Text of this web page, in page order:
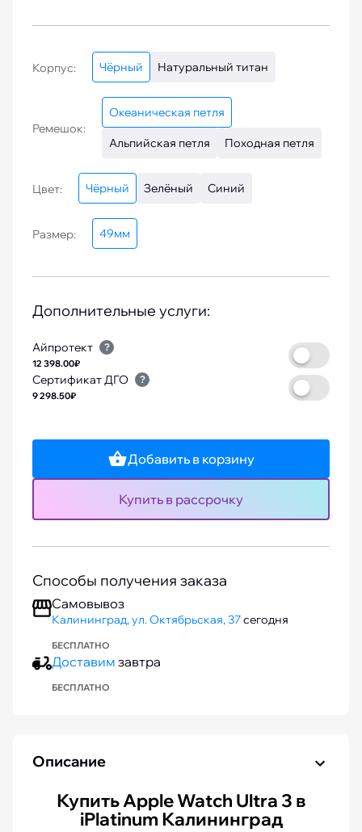
Корпус: Чёрный Натуральный титан
Ремешок:
Океаническая петля
Альпийская петля Походная петля
Цвет: Чёрный Зелёный Синий
Размер: 49мм
Дополнительные услуги:
Айпротект ?
12 398.00₽
Сертификат ДГО ?
9 298.50₽
Добавить в корзину
Купить в рассрочку
Способы получения заказа
Самовывоз
Калининград, ул. Октябрьская, 37сегодня
БЕСПЛАТНО
Доставим завтра
БЕСПЛАТНО
Описание
Купить Apple Watch Ultra 3 в
iPlatinum Калининград